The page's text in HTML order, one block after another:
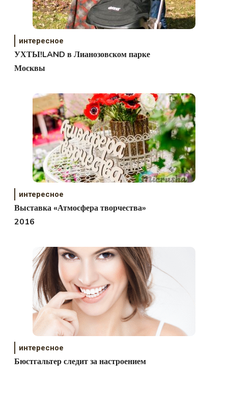
интересное
УХТЫ!LAND в Лианозовском парке
Москвы
интересное
Выставка «Атмосфера творчества»
2016
интересное
Бюстгальтер следит за настроением